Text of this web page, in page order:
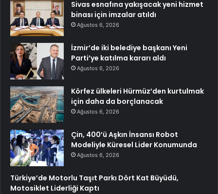
Sivas esnafına yakışacak yeni hizmet
binası için imzalar atıldı
Ağustos 6, 2026
İzmir’de iki belediye başkanı Yeni
Parti’ye katılma kararı aldı
Ağustos 6, 2026
Körfez ülkeleri Hürmüz’den kurtulmak
için daha da borçlanacak
Ağustos 6, 2026
Çin, 400’ü Aşkın İnsansı Robot
Modeliyle Küresel Lider Konumunda
Ağustos 6, 2026
Türkiye’de Motorlu Taşıt Parkı Dört Kat Büyüdü,
Motosiklet Liderliği Kaptı